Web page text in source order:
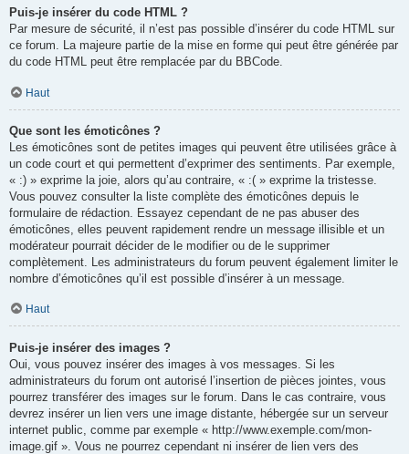
Puis-je insérer du code HTML ?
Par mesure de sécurité, il n’est pas possible d’insérer du code HTML sur
ce forum. La majeure partie de la mise en forme qui peut être générée par
du code HTML peut être remplacée par du BBCode.
Haut
Que sont les émoticônes ?
Les émoticônes sont de petites images qui peuvent être utilisées grâce à
un code court et qui permettent d’exprimer des sentiments. Par exemple,
« :) » exprime la joie, alors qu’au contraire, « :( » exprime la tristesse.
Vous pouvez consulter la liste complète des émoticônes depuis le
formulaire de rédaction. Essayez cependant de ne pas abuser des
émoticônes, elles peuvent rapidement rendre un message illisible et un
modérateur pourrait décider de le modifier ou de le supprimer
complètement. Les administrateurs du forum peuvent également limiter le
nombre d’émoticônes qu’il est possible d’insérer à un message.
Haut
Puis-je insérer des images ?
Oui, vous pouvez insérer des images à vos messages. Si les
administrateurs du forum ont autorisé l’insertion de pièces jointes, vous
pourrez transférer des images sur le forum. Dans le cas contraire, vous
devrez insérer un lien vers une image distante, hébergée sur un serveur
internet public, comme par exemple « http://www.exemple.com/mon-
image.gif ». Vous ne pourrez cependant ni insérer de lien vers des